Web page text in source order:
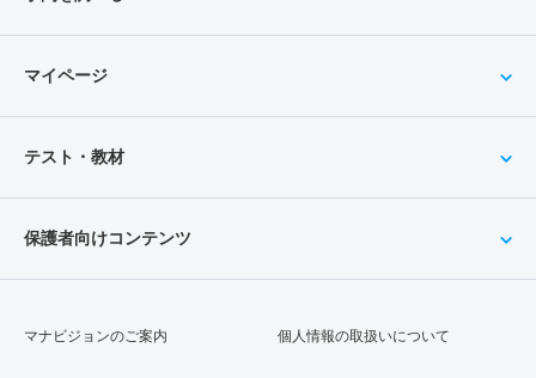
マイページ
テスト・教材
保護者向けコンテンツ
マナビジョンのご案内 個人情報の取扱いについて